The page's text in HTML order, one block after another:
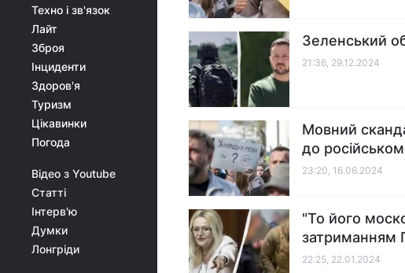
Техно і зв'язок
Лайт
Зброя
Інциденти
Здоров'я
Туризм
Цікавинки
Погода
Відео з Youtube
Статті
Інтерв'ю
Думки
Лонгріди
Зеленський
21:36, 29.12.2024
Мовний
до
23:20, 16.06.2024
"То його
затриманням
22:25, 22.01.2024